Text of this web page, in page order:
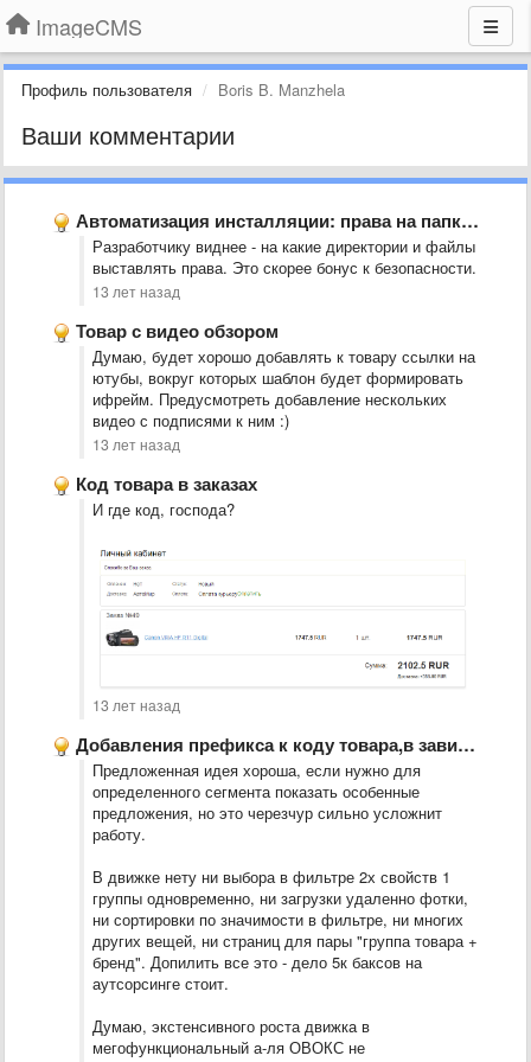
ImageCMS
Профиль пользователя Boris B. Manzhela
Ваши комментарии
Автоматизация инсталляции: права на папки и удаление инсталл.пхп
Разработчику виднее - на какие директории и файлы
выставлять права. Это скорее бонус к безопасности.
13 лет назад
Товар с видео обзором
Думаю, будет хорошо добавлять к товару ссылки на
ютубы, вокруг которых шаблон будет формировать
ифрейм. Предусмотреть добавление нескольких
видео с подписями к ним :)
13 лет назад
Код товара в заказах
И где код, господа?
13 лет назад
Добавления префикса к коду товара,в зависимости от источника трафика.
Предложенная идея хороша, если нужно для
определенного сегмента показать особенные
предложения, но это черезчур сильно усложнит
работу.
В движке нету ни выбора в фильтре 2х свойств 1
группы одновременно, ни загрузки удаленно фотки,
ни сортировки по значимости в фильтре, ни многих
других вещей, ни страниц для пары "группа товара +
бренд". Допилить все это - дело 5к баксов на
аутсорсинге стоит.
Думаю, экстенсивного роста движка в
мегофункциональный а-ля ОВОКС не